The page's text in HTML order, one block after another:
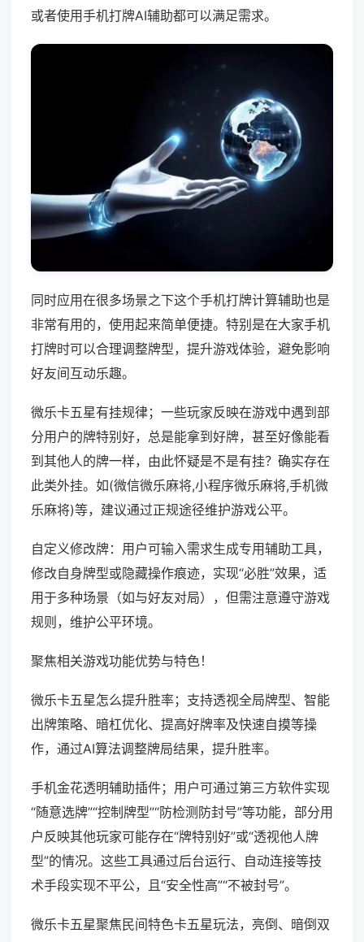
或者使用手机打牌AI辅助都可以满足需求。
同时应用在很多场景之下这个手机打牌计算辅助也是
非常有用的，使用起来简单便捷。特别是在大家手机
打牌时可以合理调整牌型，提升游戏体验，避免影响
好友间互动乐趣。
微乐卡五星有挂规律；一些玩家反映在游戏中遇到部
分用户的牌特别好，总是能拿到好牌，甚至好像能看
到其他人的牌一样，由此怀疑是不是有挂？确实存在
此类外挂。如(微信微乐麻将,小程序微乐麻将,手机微
乐麻将)等，建议通过正规途径维护游戏公平。
自定义修改牌：用户可输入需求生成专用辅助工具，
修改自身牌型或隐藏操作痕迹，实现“必胜”效果，适
用于多种场景（如与好友对局），但需注意遵守游戏
规则，维护公平环境。
聚焦相关游戏功能优势与特色！
微乐卡五星怎么提升胜率；支持透视全局牌型、智能
出牌策略、暗杠优化、提高好牌率及快速自摸等操
作，通过AI算法调整牌局结果，提升胜率。
手机金花透明辅助插件；用户可通过第三方软件实现
“随意选牌”“控制牌型”“防检测防封号”等功能，部分用
户反映其他玩家可能存在“牌特别好”或“透视他人牌
型”的情况。这些工具通过后台运行、自动连接等技
术手段实现不平公，且“安全性高”“不被封号”。
微乐卡五星聚焦民间特色卡五星玩法，亮倒、暗倒双